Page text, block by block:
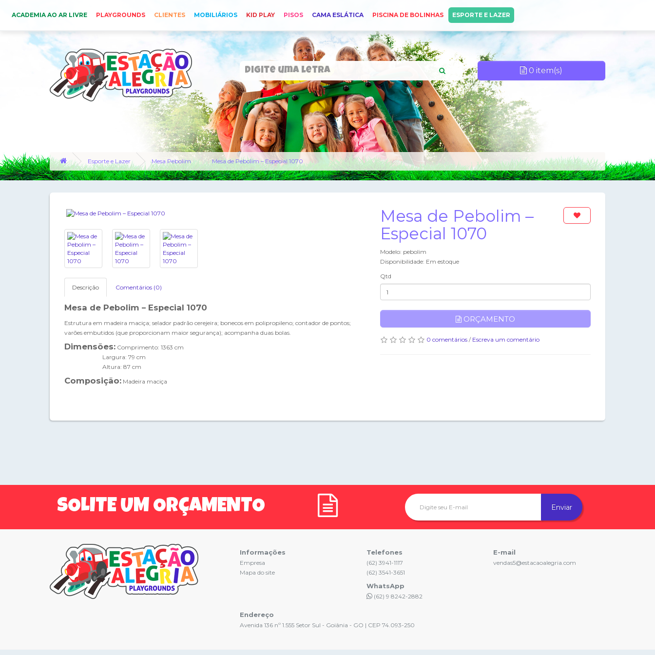
ACADEMIA AO AR LIVRE PLAYGROUNDS CLIENTES MOBILIÁRIOS KID PLAY PISOS CAMA ESLÁTICA PISCINA DE BOLINHAS ESPORTE E LAZER
0 item(s)
Esporte e Lazer Mesa Pebolim Mesa de Pebolim – Especial 1070
Descrição Comentários (0)
Mesa de Pebolim – Especial 1070
Estrutura em madeira maciça; selador padrão cerejeira; bonecos em polipropileno; contador de pontos;
varões embutidos (que proporcionam maior segurança); acompanha duas bolas.
Dimensões: Comprimento: 1363 cm
Largura: 79 cm
Altura: 87 cm
Composição: Madeira maciça
Mesa de Pebolim –
Especial 1070
Modelo: pebolim
Disponibilidade: Em estoque
Qtd
ORÇAMENTO
0 comentários/ Escreva um comentário
SOLITE UM ORÇAMENTO Enviar
Informações
Empresa
Mapa do site
Telefones
(62) 3941-1117
(62) 3541-3651
WhatsApp
(62) 9 8242-2882
E-mail
vendas5@estacaoalegria.com
Endereço
Avenida 136 nº 1.555 Setor Sul - Goiânia - GO | CEP 74.093-250